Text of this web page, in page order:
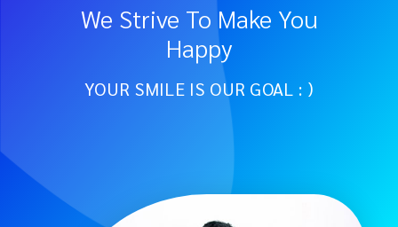
We Strive To Make You
Happy
YOUR SMILE IS OUR GOAL : )